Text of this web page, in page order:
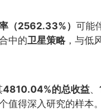
（2562.33%） 可能
中的卫星策略，与低
4810.04%的总收益
得深入研究的样本